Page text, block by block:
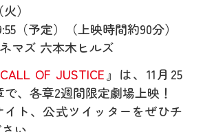
）
（予定）（上映時間約90分）
マズ 六本木ヒルズ
OF JUSTICE 』は、11月25
、各章2週間限定劇場上映！
ト、公式ツイッターをぜひチ